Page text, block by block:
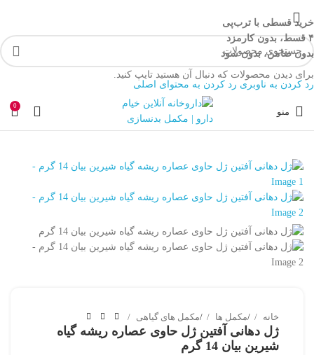
خرید قسطی با ترب‌پی
۴ قسط، بدون کارمزد
بدون ضامن، بدون سود
رد کردن به ناوبری رد کردن به محتوای اصلی
منو
0
خانه /مکمل ها /مکمل های گیاهی
ژل دهانی آفتین ژل حاوی عصاره ریشه گیاه
شیرین بیان 14 گرم
برای دیدن محصولات که دنبال آن هستید تایپ کنید.